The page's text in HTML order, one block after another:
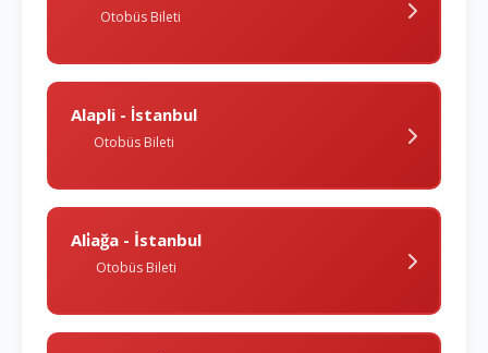
Otobüs Bileti
Alapli - İstanbul
Otobüs Bileti
Ali̇ağa - İstanbul
Otobüs Bileti